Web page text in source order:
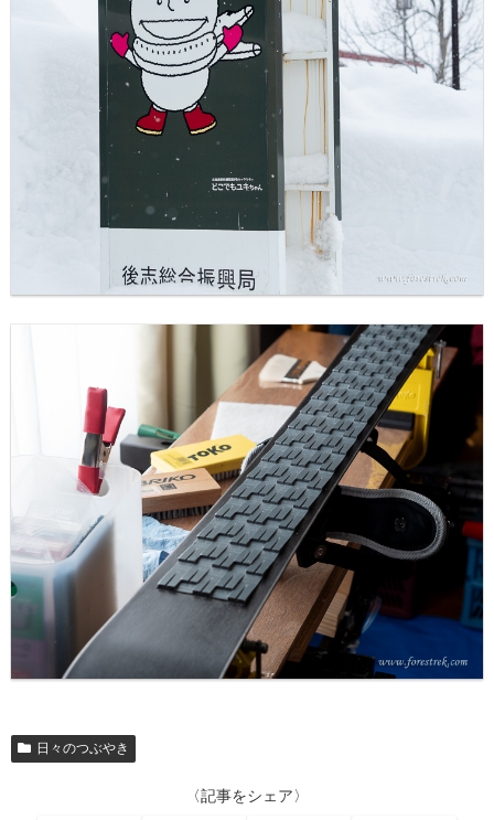
日々のつぶやき
〈記事をシェア〉